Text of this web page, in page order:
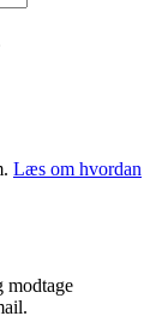
Læs om hvordan
modtage